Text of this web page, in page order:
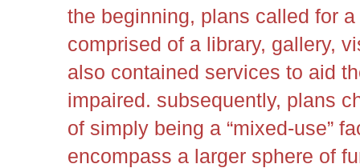
the beginning, plans called for
comprised of a library, gallery,
also contained services to aid
impaired. subsequently, plans
of simply being a “mixed-use”
encompass a larger sphere of